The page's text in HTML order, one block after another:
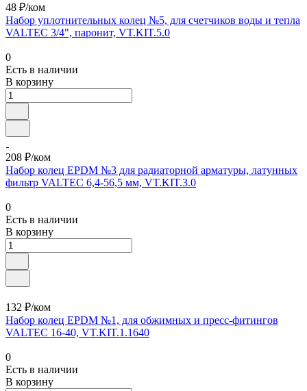
48 ₽/ком
Набор уплотнительных колец №5, для счетчиков воды и тепла
VALTEC 3/4", паронит, VT.KIT.5.0
0
Есть в наличии
В корзину
208 ₽/ком
Набор колец EPDM №3 для радиаторной арматуры, латунных
фильтр VALTEC 6,4-56,5 мм, VT.KIT.3.0
0
Есть в наличии
В корзину
132 ₽/ком
Набор колец EPDM №1, для обжимных и пресс-фитингов
VALTEC 16-40, VT.KIT.1.1640
0
Есть в наличии
В корзину